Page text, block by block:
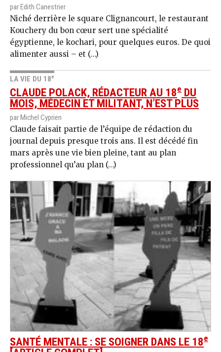
par Edith Canestrier
Niché derrière le square Clignancourt, le restaurant
Kouchery du bon cœur sert une spécialité
égyptienne, le kochari, pour quelques euros. De quoi
alimenter aussi – et (…)
LA VIE DU 18e
CLAUDE POLACK, RÉDACTEUR AU 18e DU
MOIS, MÉDECIN ET MILITANT, N’EST PLUS
par Michel Cyprien
Claude faisait partie de l’équipe de rédaction du
journal depuis presque trois ans. Il est décédé fin
mars après une vie bien pleine, tant au plan
professionnel qu’au plan (…)
SANTÉ MENTALE : SE SOIGNER DANS LE 18e